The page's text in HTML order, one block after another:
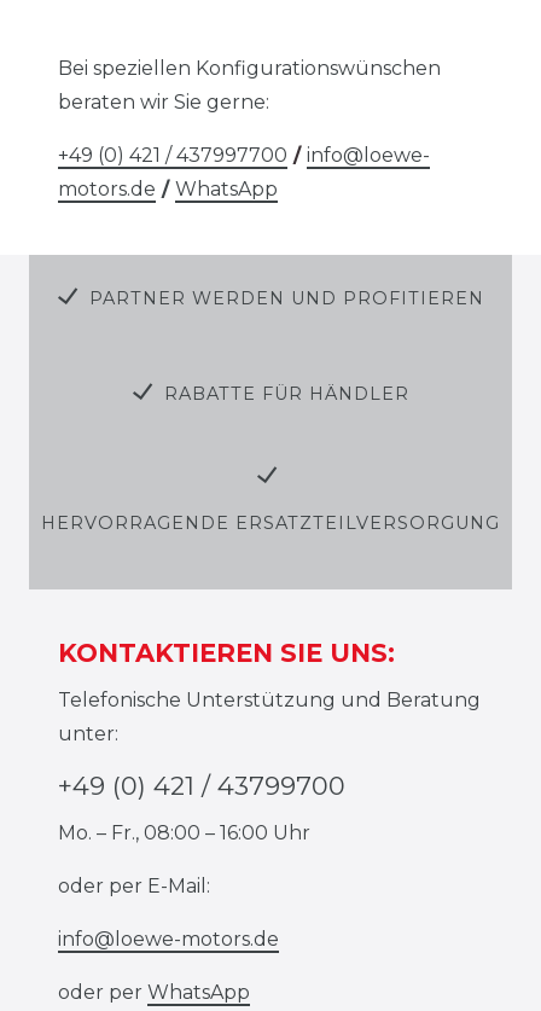
Bei speziellen Konfigurationswünschen
beraten wir Sie gerne:
+49 (0) 421 / 437997700 / info@loewe-
motors.de / WhatsApp
PARTNER WERDEN UND PROFITIEREN
RABATTE FÜR HÄNDLER
HERVORRAGENDE ERSATZTEILVERSORGUNG
KONTAKTIEREN SIE UNS:
Telefonische Unterstützung und Beratung
unter:
+49 (0) 421 / 43799700
Mo. – Fr., 08:00 – 16:00 Uhr
oder per E-Mail:
info@loewe-motors.de
oder per WhatsApp